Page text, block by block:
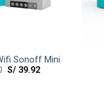
Sonoff Mini
S/ 39.92